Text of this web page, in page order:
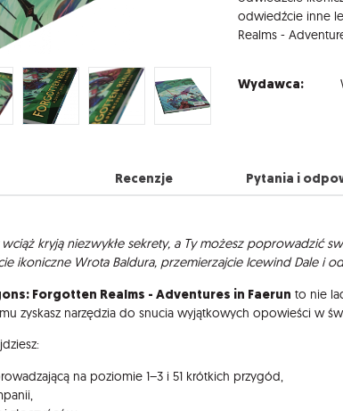
odwiedźcie inne
Wydawca:
Recenzje Pytania i
kryją niezwykłe sekrety, a Ty możesz poprowadzić
ikoniczne Wrota Baldura, przemierzajcie Icewind Dale i
Forgotten Realms - Adventures in Faerun to nie
zyskasz narzędzia do snucia wyjątkowych opowieści w
na poziomie 1–3 i 51 krótkich przygód,